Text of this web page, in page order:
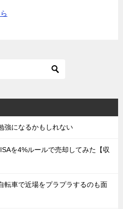
強になるかもしれない
を4%ルールで売却してみた【収
転車で近場をプラプラするのも面